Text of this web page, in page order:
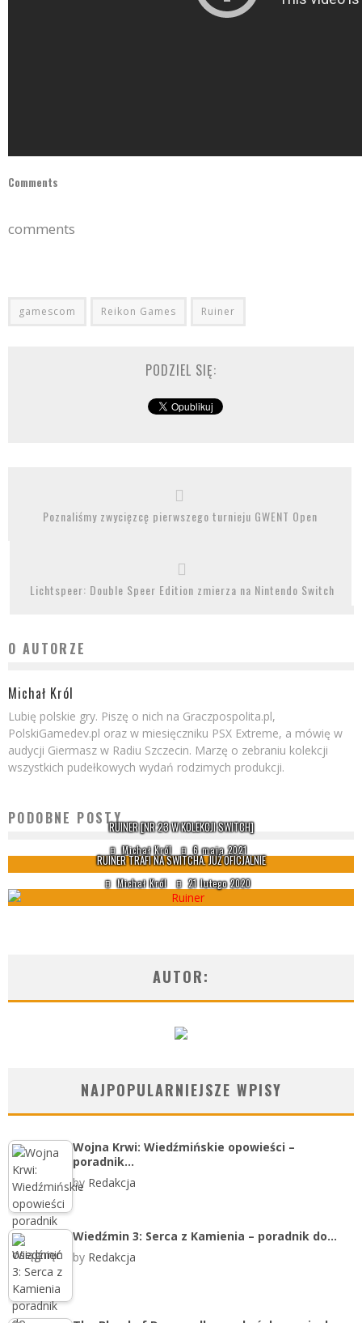
Comments
comments
gamescom Reikon Games Ruiner
PODZIEL SIĘ:
Poznaliśmy zwycięzcę pierwszego turnieju GWENT Open
Lichtspeer: Double Speer Edition zmierza na Nintendo Switch
O AUTORZE
Michał Król
Lubię polskie gry. Piszę o nich na Graczpospolita.pl,
PolskiGamedev.pl oraz w miesięczniku PSX Extreme, a mówię w
audycji Giermasz w Radiu Szczecin. Marzę o zebraniu kolekcji
wszystkich pudełkowych wydań rodzimych produkcji.
PODOBNE POSTYRUINER [NR 23 W KOLEKCJI SWITCH]
Michał Król 6 maja 2021
RUINER TRAFI NA SWITCHA. JUŻ OFICJALNIE
Michał Król 21 lutego 2020
AUTOR:
NAJPOPULARNIEJSZE WPISY
Wojna Krwi: Wiedźmińskie opowieści –
poradnik…
by Redakcja
Wiedźmin 3: Serca z Kamienia – poradnik do…
by Redakcja